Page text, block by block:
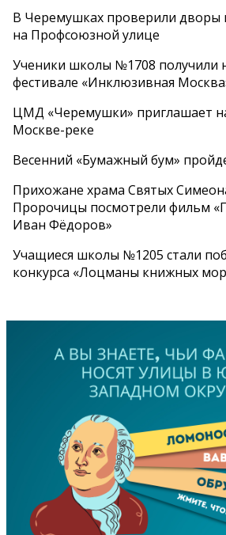
В Черемушках проверили дворы
на Профсоюзной улице
Ученики школы №1708 получили
фестивале «Инклюзивная
ЦМД «Черемушки» приглашает
Москве-реке
Весенний «Бумажный бум»
Прихожане храма Святых
Пророчицы посмотрели фильм
Иван Фёдоров»
Учащиеся школы №1205 стали
конкурса «Лоцманы книжных